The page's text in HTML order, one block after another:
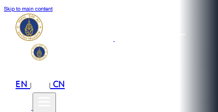
Skip to main content
EN| |CN